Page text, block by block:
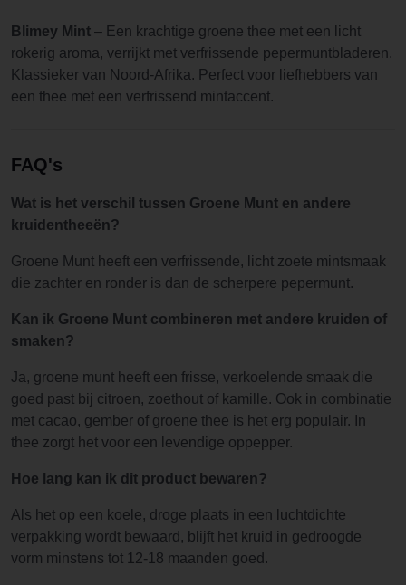
Blimey Mint – Een krachtige groene thee met een licht
rokerig aroma, verrijkt met verfrissende pepermuntbladeren.
Klassieker van Noord-Afrika. Perfect voor liefhebbers van
een thee met een verfrissend mintaccent.
FAQ's
Wat is het verschil tussen Groene Munt en andere
kruidentheeën?
Groene Munt heeft een verfrissende, licht zoete mintsmaak
die zachter en ronder is dan de scherpere pepermunt.
Kan ik Groene Munt combineren met andere kruiden of
smaken?
Ja, groene munt heeft een frisse, verkoelende smaak die
goed past bij citroen, zoethout of kamille. Ook in combinatie
met cacao, gember of groene thee is het erg populair. In
thee zorgt het voor een levendige oppepper.
Hoe lang kan ik dit product bewaren?
Als het op een koele, droge plaats in een luchtdichte
verpakking wordt bewaard, blijft het kruid in gedroogde
vorm minstens tot 12-18 maanden goed.